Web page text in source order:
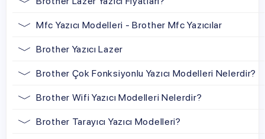
Mfc Yazıcı Modelleri - Brother Mfc Yazıcılar
Brother Yazıcı Lazer
Brother Çok Fonksiyonlu Yazıcı Modelleri Nelerdir?
Brother Wifi Yazıcı Modelleri Nelerdir?
Brother Tarayıcı Yazıcı Modelleri?